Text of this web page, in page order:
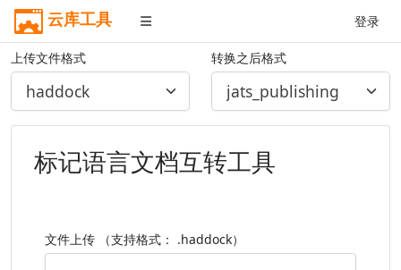
云库工具 登录
上传文件格式 转换之后格式
标记语言文档互转工具
文件上传 （支持格式： .haddock）